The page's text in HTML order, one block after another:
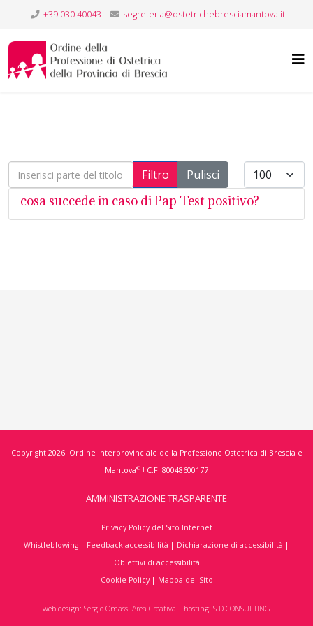
+39 030 40043 segreteria@ostetrichebresciamantova.it
Inserisci parte del titolo Filtro Pulisci Visualizza #
cosa succede in caso di Pap Test positivo?
Copyright 2026: Ordine Interprovinciale della Professione Ostetrica di Brescia e
Mantova© | C.F. 80048600177
AMMINISTRAZIONE TRASPARENTE
Privacy Policy del Sito Internet
Whistleblowing | Feedback accessibilità | Dichiarazione di accessibilità |
Obiettivi di accessibilità
Cookie Policy| Mappa del Sito
web design: Sergio Omassi Area Creativa | hosting: S-D CONSULTING